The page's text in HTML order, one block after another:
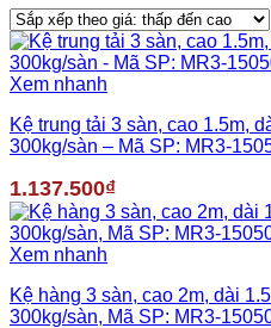
xếp
theo
giá:
cao
Xem nhanh
Kệ trung tải 3 sàn, cao 1.5m,
300kg/sàn – Mã SP: MR3-
1.137.500₫
Xem nhanh
Kệ hàng 3 sàn, cao 2m, dài
300kg/sàn, Mã SP: MR3-